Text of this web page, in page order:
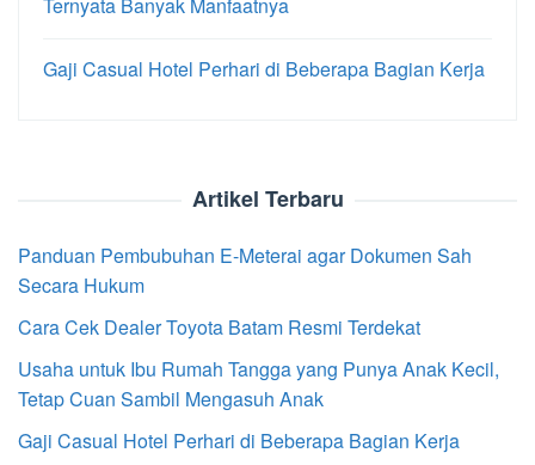
Gaji Casual Hotel Perhari di Beberapa Bagian Kerja
Artikel Terbaru
Panduan Pembubuhan E-Meterai agar Dokumen Sah
Secara Hukum
Cara Cek Dealer Toyota Batam Resmi Terdekat
Usaha untuk Ibu Rumah Tangga yang Punya Anak Kecil,
Tetap Cuan Sambil Mengasuh Anak
Gaji Casual Hotel Perhari di Beberapa Bagian Kerja